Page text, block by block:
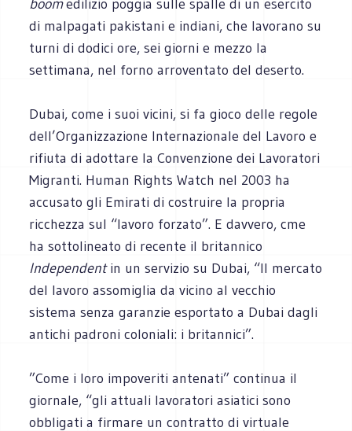
boomedilizio poggia sulle spalle di un esercito
di malpagati pakistani e indiani, che lavorano su
turni di dodici ore, sei giorni e mezzo la
settimana, nel forno arroventato del deserto.
Dubai, come i suoi vicini, si fa gioco delle regole
dell’Organizzazione Internazionale del Lavoro e
rifiuta di adottare la Convenzione dei Lavoratori
Migranti. Human Rights Watch nel 2003 ha
accusato gli Emirati di costruire la propria
ricchezza sul “lavoro forzato”. E davvero, cme
ha sottolineato di recente il britannico
Independentin un servizio su Dubai, “Il mercato
del lavoro assomiglia da vicino al vecchio
sistema senza garanzie esportato a Dubai dagli
antichi padroni coloniali: i britannici”.
”Come i loro impoveriti antenati” continua il
giornale, “gli attuali lavoratori asiatici sono
obbligati a firmare un contratto di virtuale